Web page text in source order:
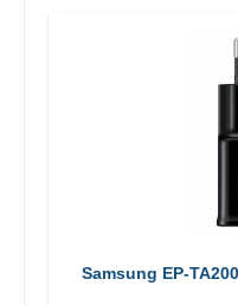
Samsung EP-